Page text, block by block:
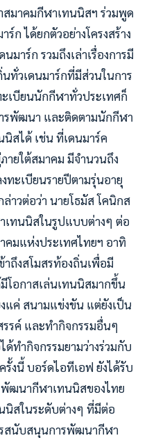
มาคมกีฬาเทนนิสฯ ร่วมพูด
ก ได้ยกตัวอย่างโครงสร้าง
าร์ก รวมถึงเล่าเรื่องการมี
ทั่วเดนมาร์กที่มีส่วนในการ
เบียนนักกีฬาทั่วประเทศก็
รพัฒนา และติดตามนักกีฬา
นิสได้ เช่น ที่เดนมาร์ค
ยใต้สมาคม มีจำนวนถึง
ทะเบียนรายปีตามรุ่นอายุ
าวต่อว่า นายโธมัส โคนิกส
ทนนิสในรูปแบบต่างๆ ต่อ
มแห่งประเทศไทยฯ อาทิ
าถึงสโมสรท้องถิ่นเพื่อมี
โอกาสเล่นเทนนิสมากขึ้น
แค่ สนามแข่งขัน แต่ยังเป็น
รค์ และทำกิจกรรมอื่นๆ
ทำกิจกรรมยามว่างร่วมกับ
รั้งนี้ บอร์ดไอทีเอฟ ยังได้รับ
พัฒนากีฬาเทนนิสของไทย
นิสในระดับต่างๆ ที่มีต่อ
สนับสนุนการพัฒนากีฬา